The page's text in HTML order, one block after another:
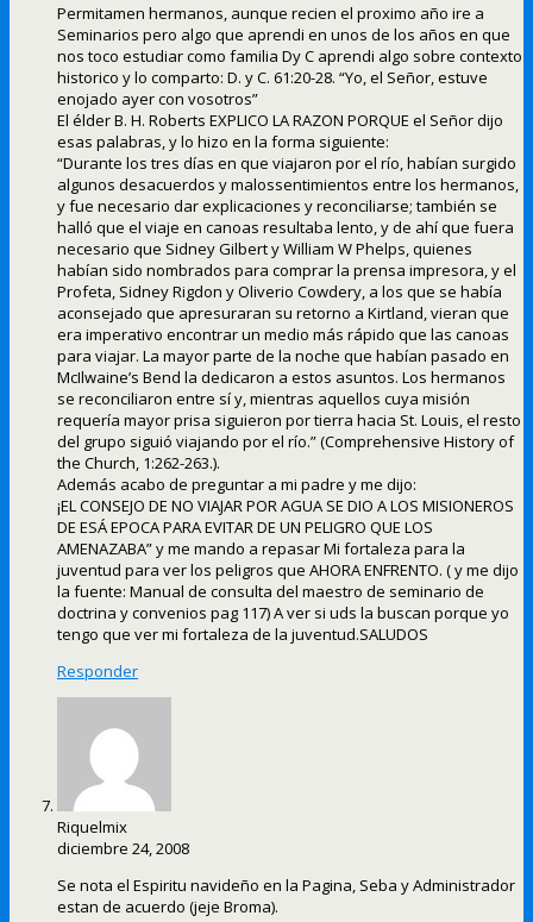
Permitamen hermanos, aunque recien el proximo año ire a
Seminarios pero algo que aprendi en unos de los años en que
nos toco estudiar como familia Dy C aprendi algo sobre contexto
historico y lo comparto: D. y C. 61:20-28. “Yo, el Señor, estuve
enojado ayer con vosotros”
El élder B. H. Roberts EXPLICO LA RAZON PORQUE el Señor dijo
esas palabras, y lo hizo en la forma siguiente:
“Durante los tres días en que viajaron por el río, habían surgido
algunos desacuerdos y malossentimientos entre los hermanos,
y fue necesario dar explicaciones y reconciliarse; también se
halló que el viaje en canoas resultaba lento, y de ahí que fuera
necesario que Sidney Gilbert y William W Phelps, quienes
habían sido nombrados para comprar la prensa impresora, y el
Profeta, Sidney Rigdon y Oliverio Cowdery, a los que se había
aconsejado que apresuraran su retorno a Kirtland, vieran que
era imperativo encontrar un medio más rápido que las canoas
para viajar. La mayor parte de la noche que habían pasado en
McIlwaine’s Bend la dedicaron a estos asuntos. Los hermanos
se reconciliaron entre sí y, mientras aquellos cuya misión
requería mayor prisa siguieron por tierra hacia St. Louis, el resto
del grupo siguió viajando por el río.” (Comprehensive History of
the Church, 1:262-263.).
Además acabo de preguntar a mi padre y me dijo:
¡EL CONSEJO DE NO VIAJAR POR AGUA SE DIO A LOS MISIONEROS
DE ESÁ EPOCA PARA EVITAR DE UN PELIGRO QUE LOS
AMENAZABA” y me mando a repasar Mi fortaleza para la
juventud para ver los peligros que AHORA ENFRENTO. ( y me dijo
la fuente: Manual de consulta del maestro de seminario de
doctrina y convenios pag 117) A ver si uds la buscan porque yo
tengo que ver mi fortaleza de la juventud.SALUDOS
Responder
Riquelmix
diciembre 24, 2008
Se nota el Espiritu navideño en la Pagina, Seba y Administrador
estan de acuerdo (jeje Broma).